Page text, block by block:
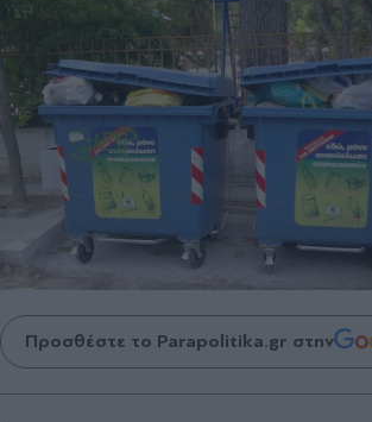
Προσθέστε το Parapolitika.gr στην